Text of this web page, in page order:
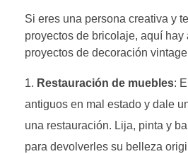
Si eres una persona creativa y
proyectos de bricolaje, aquí hay
proyectos de decoración
Restauración de muebles:
antiguos en mal estado y dale
una restauración. Lija, pinta y
para devolverles su belleza